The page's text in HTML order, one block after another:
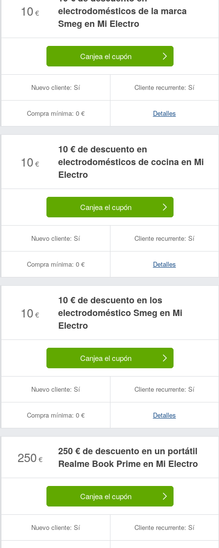
10 €
electrodomésticos de la marca
Smeg en Mi Electro
Canjea el cupón
Nuevo cliente: Sí Cliente recurrente: Sí
Compra mínima: 0 € Detalles
10 €
10 € de descuento en
electrodomésticos de cocina en Mi
Electro
Canjea el cupón
Nuevo cliente: Sí Cliente recurrente: Sí
Compra mínima: 0 € Detalles
10 €
10 € de descuento en los
electrodoméstico Smeg en Mi
Electro
Canjea el cupón
Nuevo cliente: Sí Cliente recurrente: Sí
Compra mínima: 0 € Detalles
250 €
250 € de descuento en un portátil
Realme Book Prime en Mi Electro
Canjea el cupón
Nuevo cliente: Sí Cliente recurrente: Sí